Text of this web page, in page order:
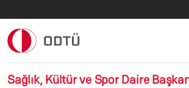
Sağlık, Kültür ve Spor Daire